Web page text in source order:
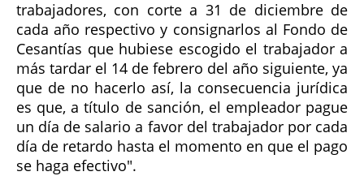
trabajadores, con corte a 31 de diciembre de
cada año respectivo y consignarlos al Fondo de
Cesantías que hubiese escogido el trabajador a
más tardar el 14 de febrero del año siguiente, ya
que de no hacerlo así, la consecuencia jurídica
es que, a título de sanción, el empleador pague
un día de salario a favor del trabajador por cada
día de retardo hasta el momento en que el pago
se haga efectivo".